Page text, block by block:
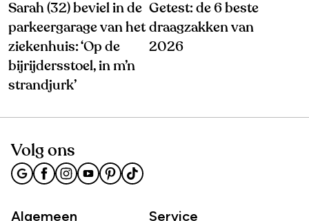
Sarah (32) beviel in de
parkeergarage van het
ziekenhuis: ‘Op de
bijrijdersstoel, in m’n
strandjurk’
Getest: de 6 beste
draagzakken van
2026
Volg ons
Algemeen
Service